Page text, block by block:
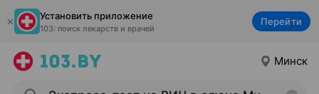
Установить приложение
103: поиск лекарств и врачей
Перейти
Минск